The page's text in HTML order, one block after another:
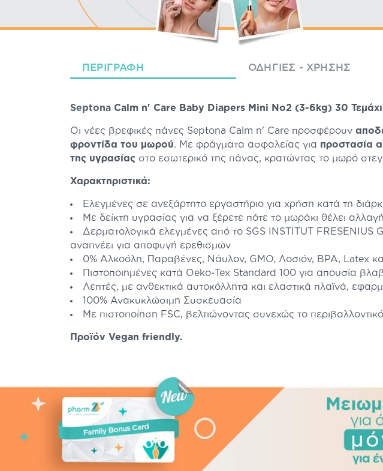
ΠΕΡΙΓΡΑΦΉ ΟΔΗΓΊΕΣ - ΧΡΉΣΗΣ
Septona Calm n' Care Baby Diapers Mini No2 (3-6kg) 30
Οι νέες βρεφικές πάνες Septona Calm n' Care προσφέρουν
φροντίδα του μωρού. Με φράγματα ασφαλείας για προστασία
της υγρασίας στο εσωτερικό της πάνας, κρατώντας το μωρό
Χαρακτηριστικά:
Ελεγμένες σε ανεξάρτητο εργαστήριο για χρήση κατά τη
Με δείκτη υγρασίας για να ξέρετε πότε το μωράκι θέλει
Δερματολογικά ελεγμένες από το SGS INSTITUT
αναπνέει για αποφυγή ερεθισμών
0% Aλκοόλη, Пαραβένες, Νάυλον, GMO, Λοσιόν, BPA, Latex
Πιστοποιημένες κατά Oeko-Tex Standard 100 για απουσία
Λεπτές, με ανθεκτικά αυτοκόλλητα και ελαστικά πλαϊνά,
100% Ανακυκλώσιμη Συσκευασία
Με πιστοποίηση FSC, βελτιώνοντας συνεχώς το
Προϊόν Vegan friendly.